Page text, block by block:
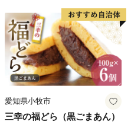
子 菓子 F4N-2298
愛知県小牧市
三幸の福どら（黒ごまあん）